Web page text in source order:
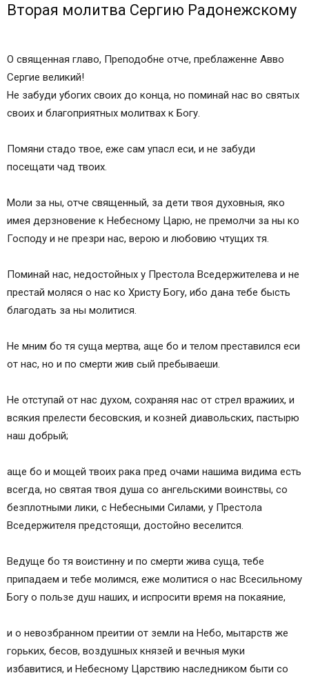
Вторая молитва Сергию Радонежскому
О священная главо, Преподобне отче, преблаженне Авво
Сергие великий!
Не забуди убогих своих до конца, но поминай нас во святых
своих и благоприятных молитвах к Богу.
Помяни стадо твое, еже сам упасл еси, и не забуди
посещати чад твоих.
Моли за ны, отче священный, за дети твоя духовныя, яко
имея дерзновение к Небесному Царю, не премолчи за ны ко
Господу и не презри нас, верою и любовию чтущих тя.
Поминай нас, недостойных у Престола Вседержителева и не
престай моляся о нас ко Христу Богу, ибо дана тебе бысть
благодать за ны молитися.
Не мним бо тя суща мертва, аще бо и телом преставился еси
от нас, но и по смерти жив сый пребываеши.
Не отступай от нас духом, сохраняя нас от стрел вражиих, и
всякия прелести бесовския, и козней диавольских, пастырю
наш добрый;
аще бо и мощей твоих рака пред очами нашима видима есть
всегда, но святая твоя душа со ангельскими воинствы, со
безплотными лики, с Небесными Силами, у Престола
Вседержителя предстоящи, достойно веселится.
Ведуще бо тя воистинну и по смерти жива суща, тебе
припадаем и тебе молимся, еже молитися о нас Всесильному
Богу о пользе душ наших, и испросити время на покаяние,
и о невозбранном преитии от земли на Небо, мытарств же
горьких, бесов, воздушных князей и вечныя муки
избавитися, и Небесному Царствию наследником быти со